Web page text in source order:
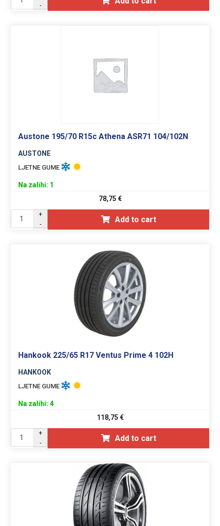
-
Austone 195/70 R15c Athena ASR71 104/102N
AUSTONE
LJETNE GUME
Na zalihi: 1
78,75 €
+
-
Add to cart
Hankook 225/65 R17 Ventus Prime 4 102H
HANKOOK
LJETNE GUME
Na zalihi: 4
118,75 €
+
-
Add to cart